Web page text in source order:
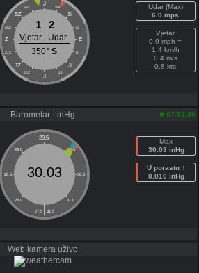
J
SSZ SSI
SZ SI
ZSZ ISI
Z E
ZJZ IJI
JZ JI
JJZ JJI
J
1 2
Vjetar
Udar
350°S
Udar (Max)
6.0 mps
Vjetar
0.9 mph =
1.4 km/h
0.4 m/s
0.8 kts
Barometar - inHg 07:52:45
29.5
29.0 30.0
28.5 30.5
28.0 31.0
|
27.5 31.5
30.03
Max
30.03 inHg
U porastu ↑
0.010 inHg
Web kamera uživo